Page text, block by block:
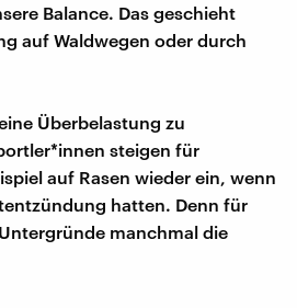
Balance. Das geschieht
auf Waldwegen oder durch
Überbelastung zu
steigen für
auf Rasen wieder ein, wenn
hatten. Denn für
manchmal die